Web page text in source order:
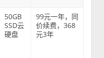
50GB
SSD云
硬盘
99元一年，同
价续费，368
元3年